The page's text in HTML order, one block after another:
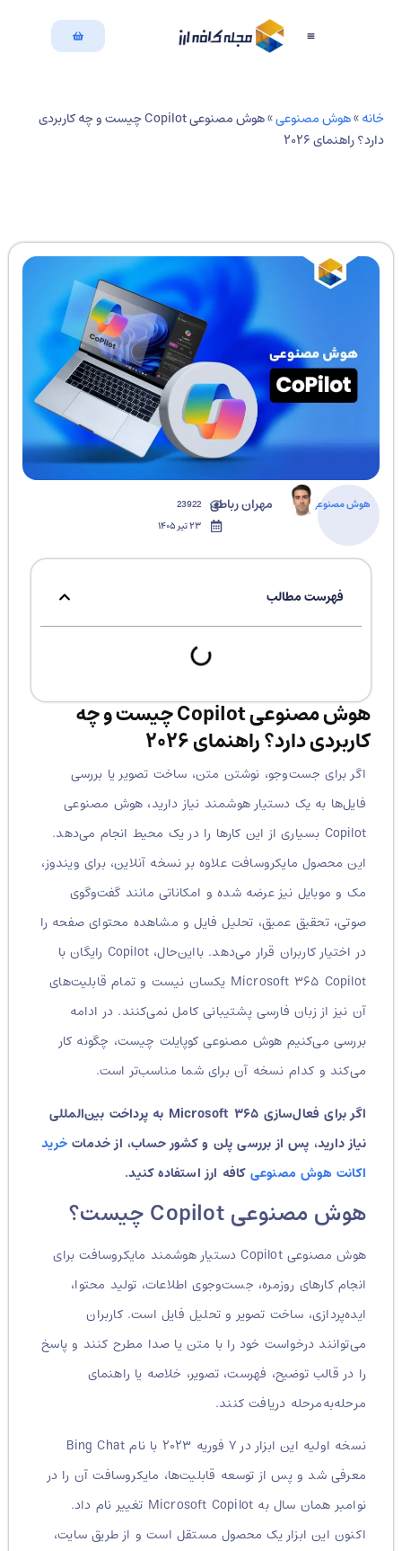
»هوش مصنوعی»
هوش مصنوعی Copilot چیست و چه کاربردی
راهنمای ۲۰۲۶
هوش مصنوعی مهران رباطی 23922
۲۳ تیر ۱۴۰۵
فهرست مطالب
هوش مصنوعی Copilot چیست و چه
کاربردی دارد؟ راهنمای ۲۰۲۶
اگر برای جست‌وجو، نوشتن متن، ساخت تصویر یا بررسی
فایل‌ها به یک دستیار هوشمند نیاز دارید، هوش مصنوعی
Copilot بسیاری از این کارها را در یک محیط انجام می‌دهد.
این محصول مایکروسافت علاوه بر نسخه آنلاین، برای ویندوز،
مک و موبایل نیز عرضه شده و امکاناتی مانند گفت‌وگوی
صوتی، تحقیق عمیق، تحلیل فایل و مشاهده محتوای صفحه را
در اختیار کاربران قرار می‌دهد. بااین‌حال، Copilot رایگان با
Microsoft ۳۶۵ Copilot یکسان نیست و تمام قابلیت‌های
آن نیز از زبان فارسی پشتیبانی کامل نمی‌کنند. در ادامه
بررسی می‌کنیم هوش مصنوعی کوپایلت چیست، چگونه کار
می‌کند و کدام نسخه آن برای شما مناسب‌تر است.
اگر برای فعال‌سازی Microsoft ۳۶۵ به پرداخت بین‌المللی
نیاز دارید، پس از بررسی پلن و کشور حساب، از خدماتخرید
اکانت هوش مصنوعیکافه ارز استفاده کنید.
هوش مصنوعی Copilot چیست؟
هوش مصنوعی Copilot دستیار هوشمند مایکروسافت برای
انجام کارهای روزمره، جست‌وجوی اطلاعات، تولید محتوا،
ایده‌پردازی، ساخت تصویر و تحلیل فایل است. کاربران
می‌توانند درخواست خود را با متن یا صدا مطرح کنند و پاسخ
را در قالب توضیح، فهرست، تصویر، خلاصه یا راهنمای
مرحله‌به‌مرحله دریافت کنند.
نسخه اولیه این ابزار در ۷ فوریه ۲۰۲۳ با نام Bing Chat
معرفی شد و پس از توسعه قابلیت‌ها، مایکروسافت آن را در
نوامبر همان سال به Microsoft Copilot تغییر نام داد.
اکنون این ابزار یک محصول مستقل است و از طریق سایت،